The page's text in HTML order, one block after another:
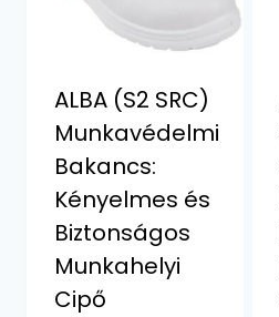
ALBA (S2 SRC)
Munkavédelmi
Bakancs:
Kényelmes és
Biztonságos
Munkahelyi
Cipő